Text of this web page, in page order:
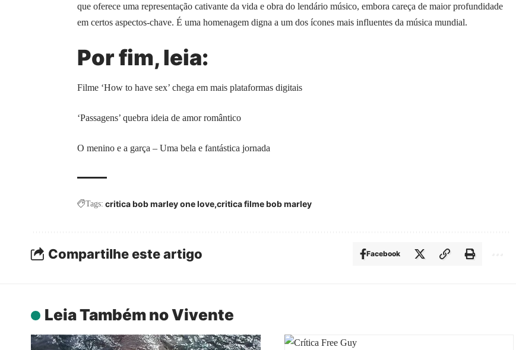
que oferece uma representação cativante da vida e obra do lendário músico, embora careça de maior profundidade
em certos aspectos-chave. É uma homenagem digna a um dos ícones mais influentes da música mundial.
Por fim, leia:
Filme ‘How to have sex’ chega em mais plataformas digitais
‘Passagens’ quebra ideia de amor romântico
O menino e a garça – Uma bela e fantástica jornada
Tags: critica bob marley one love critica filme bob marley
Compartilhe este artigo Facebook
Leia Também no Vivente